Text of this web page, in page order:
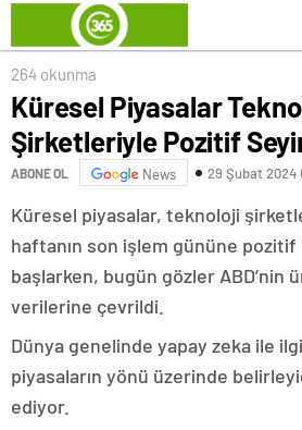
264 okunma
Küresel Piyasalar
Şirketleriyle Pozitif
ABONE OL News 29 Şubat 2024
Küresel piyasalar, teknoloji
haftanın son işlem gününe
başlarken, bugün gözler ABD’nin
verilerine çevrildi.
Dünya genelinde yapay zeka ile
piyasaların yönü üzerinde
ediyor.